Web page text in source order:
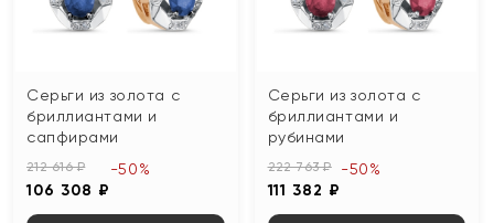
Серьги из золота с
бриллиантами и
сапфирами
212 616 ₽
106 308 ₽
-50%
Серьги из золота с
бриллиантами и
рубинами
222 763 ₽
111 382 ₽
-50%